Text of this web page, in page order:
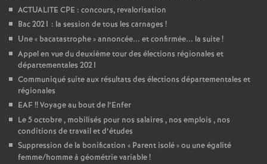
ACTUALITE CPE : concours, revalorisation
Bac 2021 : la session de tous les carnages !
Une « bacatastrophe» annoncée... et confirmée... la suite!
Appel en vue du deuxième tour des élections régionales et
départementales 2021
Communiqué suite aux résultats des élections départementales et
régionales
EAF!! Voyage au bout de l’Enfer
Le 5 octobre , mobilisés pour nos salaires , nos emplois , nos
conditions de travail et d’études
Suppression de la bonification « Parent isolé» ou une égalité
femme/homme à géométrie variable!